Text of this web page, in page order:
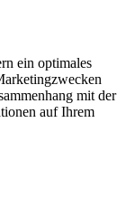
ein optimales
mit der
auf Ihrem